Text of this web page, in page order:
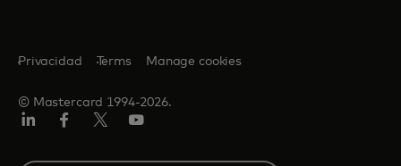
© Mastercard 1994-2026.
Privacidad Terms Manage cookies